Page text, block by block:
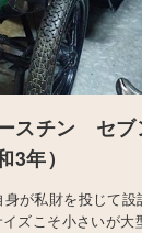
スチン セ
3年）
が私財を投じて設
ズこそ小さいが大